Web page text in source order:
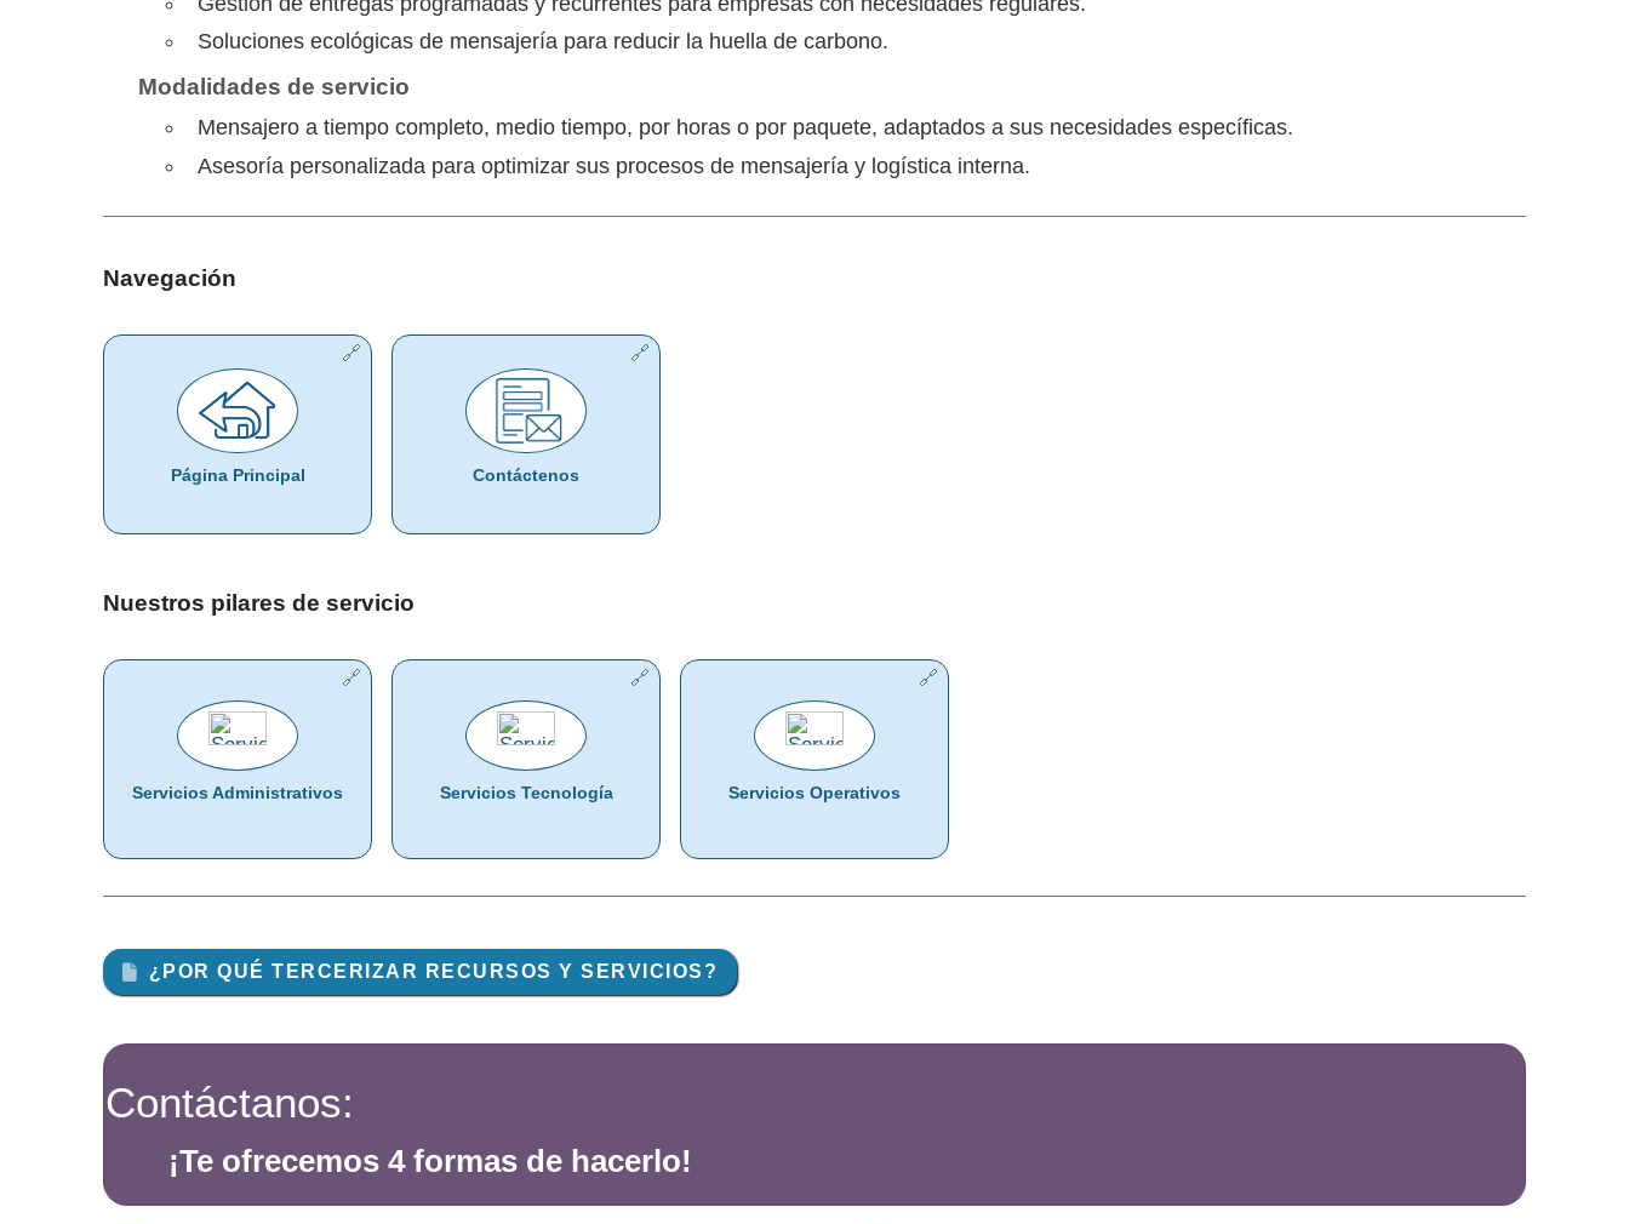
Soluciones ecológicas de mensajería para reducir la huella de carbono.
Modalidades de servicio
Mensajero a tiempo completo, medio tiempo, por horas o por paquete, adaptados a sus necesidades específicas.
Asesoría personalizada para optimizar sus procesos de mensajería y logística interna.
Navegación
Página Principal Contáctenos
Nuestros pilares de servicio
Servicios Administrativos Servicios Tecnología Servicios Operativos
¿POR QUÉ TERCERIZAR RECURSOS Y SERVICIOS?
Contáctanos:
¡Te ofrecemos 4 formas de hacerlo!